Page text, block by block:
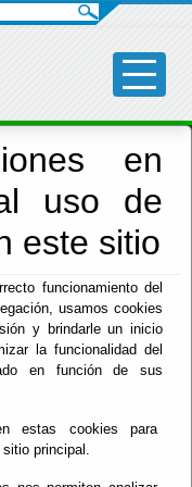
en
uso de
este sitio
funcionamiento del
usamos cookies
y brindarle un inicio
la funcionalidad del
en función de sus
estas cookies para
principal.